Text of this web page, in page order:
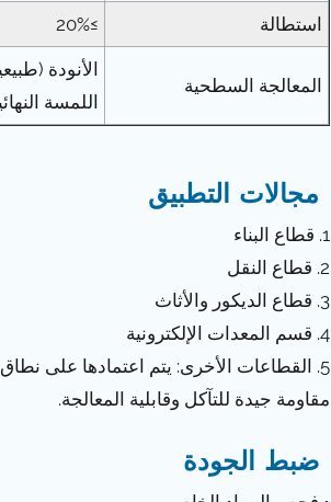
استطالة ≥20%
المعالجة السطحية
الأنودة
اللمسة
مجالات التطبيق
1. قطاع البناء
2. قطاع النقل
3. قطاع الديكور والأثاث
4. قسم المعدات الإلكترونية
5. القطاعات الأخرى: يتم اعتمادها على
مقاومة جيدة للتآكل وقابلية المعالجة.
ضبط الجودة